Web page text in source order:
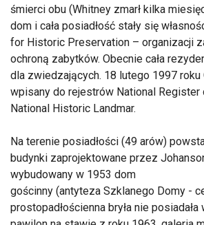
śmierci obu (Whitney zmarł kilka
dom i cała posiadłość stały się
for Historic Preservation – organizacji
ochroną zabytków. Obecnie cała
dla zwiedzających. 18 lutego 1997 roku
wpisany do rejestrów National
National Historic Landmar.
Na terenie posiadłości (49 arów)
budynki zaprojektowane przez
wybudowany w 1953 dom
gościnny (antyteza Szklanego Domy -
prostopadłościenna bryła nie